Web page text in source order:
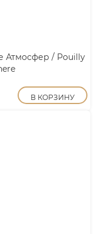
Атмосфер / Pouilly
В КОРЗИНУ